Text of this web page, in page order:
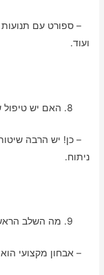
ועוד.
האם יש טיפול
– כן! יש הרבה
ניתוח.
מה השלב
– אבחון מקצועי הוא